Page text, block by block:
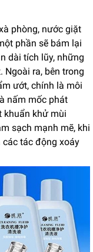
phòng, nước giặt
phần sẽ bám lại
dài tích lũy, những
Ngoài ra, bên trong
ướt, chính là môi
nấm mốc phát
khuẩn khử mùi
sạch mạnh mẽ, khi
các tác động xoáy